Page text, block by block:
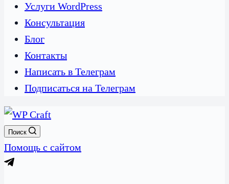
Услуги WordPress
Консультация
Блог
Контакты
Написать в Телеграм
Подписаться на Телеграм
Поиск
Помощь с сайтом